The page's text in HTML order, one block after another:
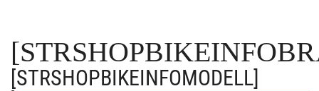
[STRSHOPBIKEINFOMODELL]